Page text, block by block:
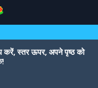
करें, स्तर ऊपर, अपने पृष्ठ को